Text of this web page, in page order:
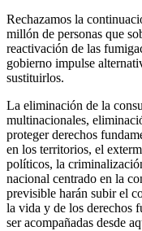
Rechazamos la
millón de personas que
reactivación de las
gobierno impulse
sustituirlos.
La eliminación de la
multinacionales,
proteger derechos
en los territorios, el
políticos, la
nacional centrado en la
previsible harán subir el
la vida y de los derechos
ser acompañadas desde